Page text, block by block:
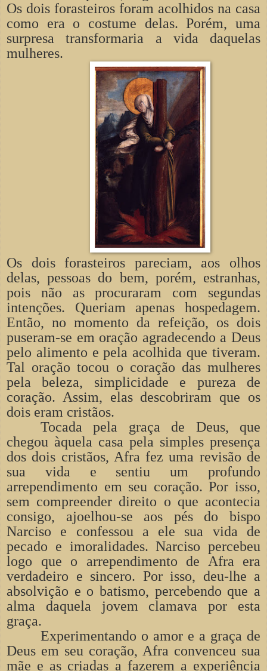
Os dois forasteiros foram acolhidos na casa
como era o costume delas. Porém, uma
surpresa transformaria a vida daquelas
mulheres.
Os dois forasteiros pareciam, aos olhos
delas, pessoas do bem, porém, estranhas,
pois não as procuraram com segundas
intenções. Queriam apenas hospedagem.
Então, no momento da refeição, os dois
puseram-se em oração agradecendo a Deus
pelo alimento e pela acolhida que tiveram.
Tal oração tocou o coração das mulheres
pela beleza, simplicidade e pureza de
coração. Assim, elas descobriram que os
dois eram cristãos.
Tocada pela graça de Deus, que
chegou àquela casa pela simples presença
dos dois cristãos, Afra fez uma revisão de
sua vida e sentiu um profundo
arrependimento em seu coração. Por isso,
sem compreender direito o que acontecia
consigo, ajoelhou-se aos pés do bispo
Narciso e confessou a ele sua vida de
pecado e imoralidades. Narciso percebeu
logo que o arrependimento de Afra era
verdadeiro e sincero. Por isso, deu-lhe a
absolvição e o batismo, percebendo que a
alma daquela jovem clamava por esta
graça.
Experimentando o amor e a graça de
Deus em seu coração, Afra convenceu sua
mãe e as criadas a fazerem a experiência